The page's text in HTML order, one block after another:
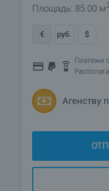
Площадь: 85.00 м
€ руб. $
Платежи
Агенству